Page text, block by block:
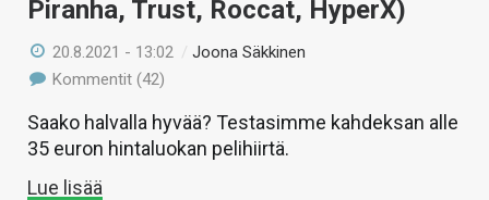
Piranha, Trust, Roccat, HyperX)
20.8.2021 - 13:02 /Joona Säkkinen
Kommentit (42)
Saako halvalla hyvää? Testasimme kahdeksan alle
35 euron hintaluokan pelihiirtä.
Lue lisää